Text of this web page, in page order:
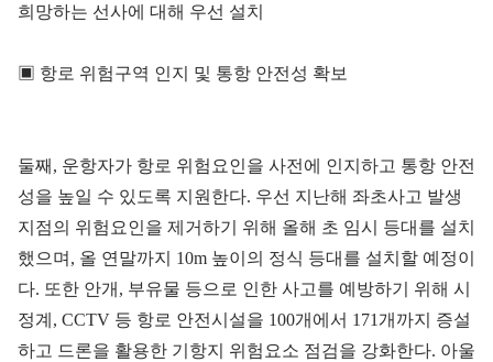
희망하는 선사에 대해 우선 설치
▣ 항로 위험구역 인지 및 통항 안전성 확보
둘째, 운항자가 항로 위험요인을 사전에 인지하고 통항 안전
성을 높일 수 있도록 지원한다. 우선 지난해 좌초사고 발생
지점의 위험요인을 제거하기 위해 올해 초 임시 등대를 설치
했으며, 올 연말까지 10m 높이의 정식 등대를 설치할 예정이
다. 또한 안개, 부유물 등으로 인한 사고를 예방하기 위해 시
정계, CCTV 등 항로 안전시설을 100개에서 171개까지 증설
하고 드론을 활용한 기항지 위험요소 점검을 강화한다. 아울